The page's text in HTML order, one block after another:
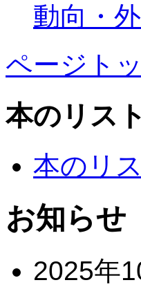
動向・
ページト
本のリスト
本のリ
お知らせ
2025年